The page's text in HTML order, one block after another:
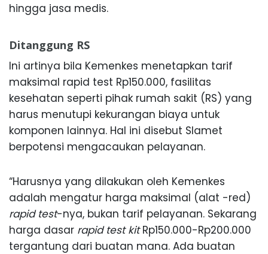
hingga jasa medis.
Ditanggung RS
Ini artinya bila Kemenkes menetapkan tarif
maksimal rapid test Rp150.000, fasilitas
kesehatan seperti pihak rumah sakit (RS) yang
harus menutupi kekurangan biaya untuk
komponen lainnya. Hal ini disebut Slamet
berpotensi mengacaukan pelayanan.
“Harusnya yang dilakukan oleh Kemenkes
adalah mengatur harga maksimal (alat -red)
rapid test-nya, bukan tarif pelayanan. Sekarang
harga dasar rapid test kitRp150.000-Rp200.000
tergantung dari buatan mana. Ada buatan